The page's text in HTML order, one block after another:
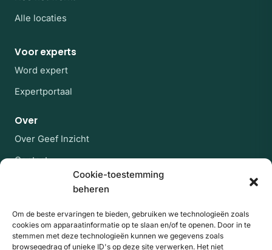
Cookie-toestemming
beheren
Om de beste ervaringen te bieden, gebruiken we technologieën zoals
cookies om apparaatinformatie op te slaan en/of te openen. Door in te
stemmen met deze technologieën kunnen we gegevens zoals
browsegedrag of unieke ID's op deze site verwerken. Het niet
Alle locaties
Voor experts
Word expert
Expertportaal
Over
Over Geef Inzicht
Contact
Veelgestelde vragen
Blijf op de hoogte
Af en toe een rustige mail met nieuwe experts en
artikelen uit de kennisbank. Geen spam, uitschrijven